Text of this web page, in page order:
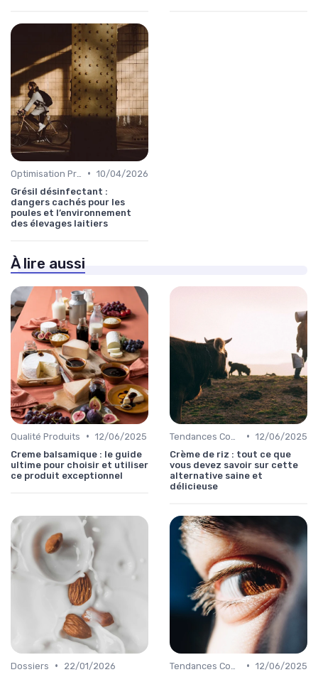
• 10/04/2026
Grésil désinfectant :
dangers cachés pour les
poules et l’environnement
des élevages laitiers
À lire aussi
Qualité Produits • 12/06/2025
Creme balsamique : le guide
ultime pour choisir et utiliser
ce produit exceptionnel
• 12/06/2025
Crème de riz : tout ce que
vous devez savoir sur cette
alternative saine et
délicieuse
Dossiers •
22/01/2026
• 12/06/2025